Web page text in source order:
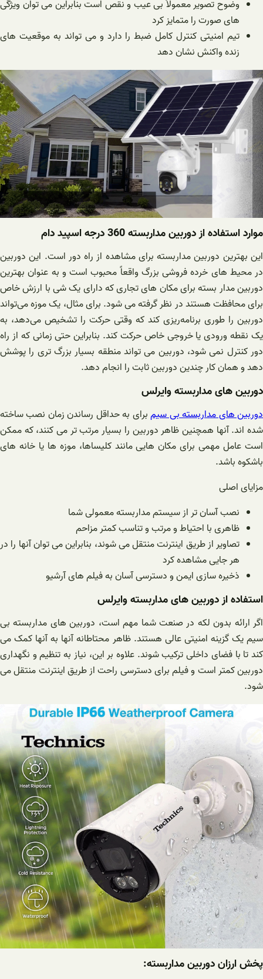
وضوح تصویر معمولاً بی عیب و نقص است بنابراین می توان ویژگی
های صورت را متمایز کرد
تیم امنیتی کنترل کامل ضبط را دارد و می تواند به موقعیت های
زنده واکنش نشان دهد
موارد استفاده از دوربین مداربسته 360 درجه اسپید دام
این بهترین دوربین مداربسته برای مشاهده از راه دور است. این دوربین
در محیط های خرده فروشی بزرگ واقعاً محبوب است و به عنوان بهترین
دوربین مدار بسته برای مکان های تجاری که دارای یک شی با ارزش خاص
برای محافظت هستند در نظر گرفته می شود. برای مثال، یک موزه می‌تواند
دوربین را طوری برنامه‌ریزی کند که وقتی حرکت را تشخیص می‌دهد، به
یک نقطه ورودی یا خروجی خاص حرکت کند. بنابراین حتی زمانی که از راه
دور کنترل نمی شود، دوربین می تواند منطقه بسیار بزرگ تری را پوشش
دهد و همان کار چندین دوربین ثابت را انجام دهد.
دوربین های مداربسته وایرلس
دوربین های مداربسته بی سیمبرای به حداقل رساندن زمان نصب ساخته
شده اند. آنها همچنین ظاهر دوربین را بسیار مرتب تر می کنند، که ممکن
است عامل مهمی برای مکان هایی مانند کلیساها، موزه ها یا خانه های
باشکوه باشد.
مزایای اصلی
نصب آسان تر از سیستم مداربسته معمولی شما
ظاهری با احتیاط و مرتب و تناسب کمتر مزاحم
تصاویر از طریق اینترنت منتقل می شوند، بنابراین می توان آنها را در
هر جایی مشاهده کرد
ذخیره سازی ایمن و دسترسی آسان به فیلم های آرشیو
استفاده از دوربین های مداربسته وایرلس
اگر ارائه بدون لکه در صنعت شما مهم است، دوربین های مداربسته بی
سیم یک گزینه امنیتی عالی هستند. ظاهر محتاطانه آنها به آنها کمک می
کند تا با فضای داخلی ترکیب شوند. علاوه بر این، نیاز به تنظیم و نگهداری
دوربین کمتر است و فیلم برای دسترسی راحت از طریق اینترنت منتقل می
شود.
پخش ارزان دوربین مداربسته: